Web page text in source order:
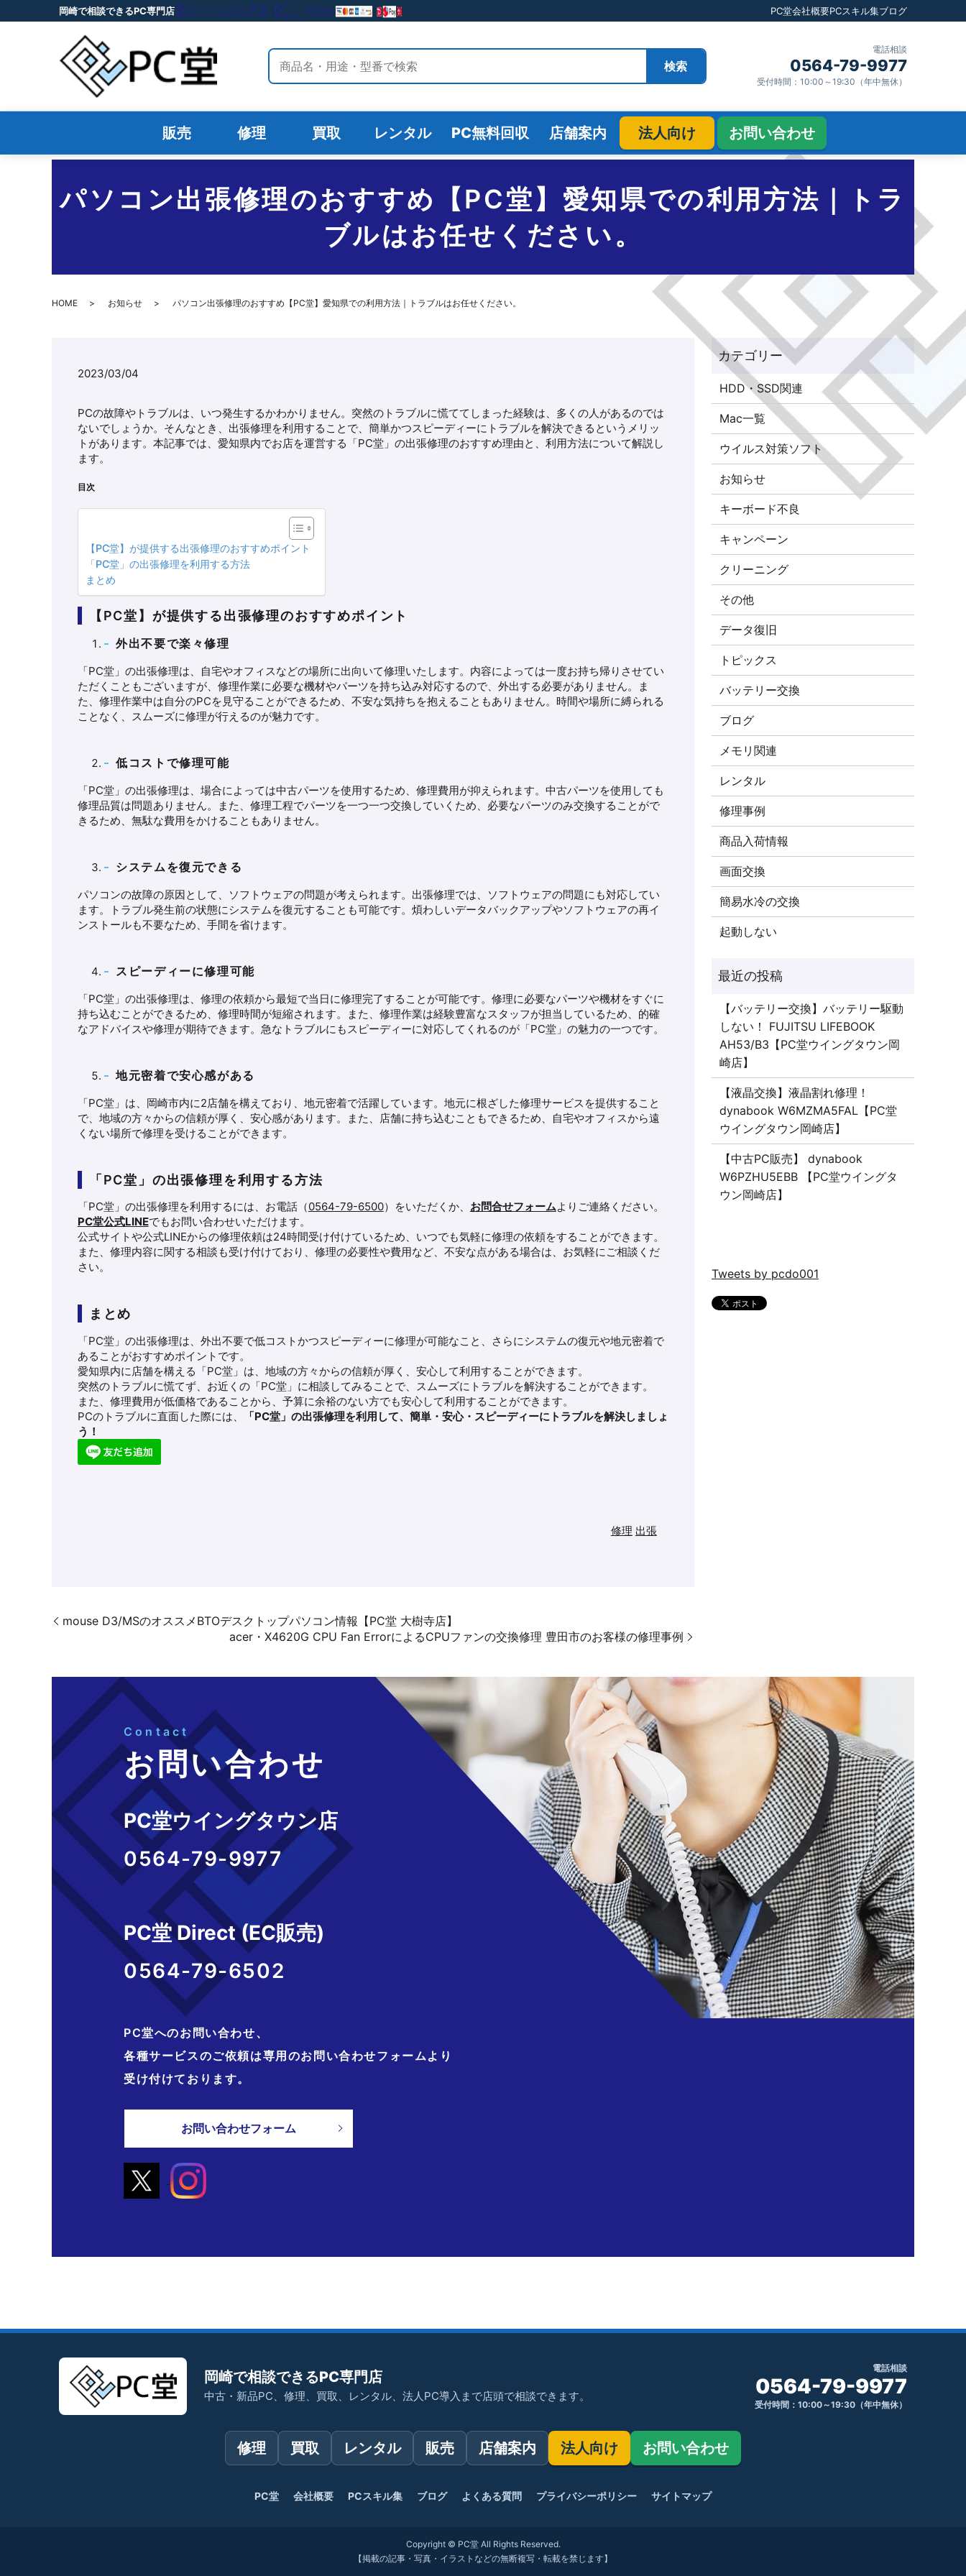
岡崎で相談できるPC専門店 PC堂会社概要PCスキル集ブログ
サイト内検索
検索
電話相談
0564-79-9977
受付時間：10:00～19:30（年中無休）
販売 修理 買取 レンタル PC無料回収 店舗案内 法人向け お問い合わせ
パソコン出張修理のおすすめ【PC堂】愛知県での利用方法｜トラ
ブルはお任せください。
HOME お知らせ パソコン出張修理のおすすめ【PC堂】愛知県での利用方法｜トラブルはお任せください。
2023/03/04
PCの故障やトラブルは、いつ発生するかわかりません。突然のトラブルに慌ててしまった経験は、多くの人があるのでは
ないでしょうか。そんなとき、出張修理を利用することで、簡単かつスピーディーにトラブルを解決できるというメリッ
トがあります。本記事では、愛知県内でお店を運営する「PC堂」の出張修理のおすすめ理由と、利用方法について解説し
ます。
目次
【PC堂】が提供する出張修理のおすすめポイント
「PC堂」の出張修理を利用する方法
まとめ
【PC堂】が提供する出張修理のおすすめポイント
外出不要で楽々修理
「PC堂」の出張修理は、自宅やオフィスなどの場所に出向いて修理いたします。内容によっては一度お持ち帰りさせてい
ただくこともございますが、修理作業に必要な機材やパーツを持ち込み対応するので、外出する必要がありません。ま
た、修理作業中は自分のPCを見守ることができるため、不安な気持ちを抱えることもありません。時間や場所に縛られる
ことなく、スムーズに修理が行えるのが魅力です。
低コストで修理可能
「PC堂」の出張修理は、場合によっては中古パーツを使用するため、修理費用が抑えられます。中古パーツを使用しても
修理品質は問題ありません。また、修理工程でパーツを一つ一つ交換していくため、必要なパーツのみ交換することがで
きるため、無駄な費用をかけることもありません。
システムを復元できる
パソコンの故障の原因として、ソフトウェアの問題が考えられます。出張修理では、ソフトウェアの問題にも対応してい
ます。トラブル発生前の状態にシステムを復元することも可能です。煩わしいデータバックアップやソフトウェアの再イ
ンストールも不要なため、手間を省けます。
スピーディーに修理可能
「PC堂」の出張修理は、修理の依頼から最短で当日に修理完了することが可能です。修理に必要なパーツや機材をすぐに
持ち込むことができるため、修理時間が短縮されます。また、修理作業は経験豊富なスタッフが担当しているため、的確
なアドバイスや修理が期待できます。急なトラブルにもスピーディーに対応してくれるのが「PC堂」の魅力の一つです。
地元密着で安心感がある
「PC堂」は、岡崎市内に2店舗を構えており、地元密着で活躍しています。地元に根ざした修理サービスを提供すること
で、地域の方々からの信頼が厚く、安心感があります。また、店舗に持ち込むこともできるため、自宅やオフィスから遠
くない場所で修理を受けることができます。
「PC堂」の出張修理を利用する方法
「PC堂」の出張修理を利用するには、お電話（0564-79-6500）をいただくか、 お問合せフォームよりご連絡ください。
PC堂公式LINEでもお問い合わせいただけます。
公式サイトや公式LINEからの修理依頼は24時間受け付けているため、いつでも気軽に修理の依頼をすることができます。
また、修理内容に関する相談も受け付けており、修理の必要性や費用など、不安な点がある場合は、お気軽にご相談くだ
さい。
まとめ
「PC堂」の出張修理は、外出不要で低コストかつスピーディーに修理が可能なこと、さらにシステムの復元や地元密着で
あることがおすすめポイントです。
愛知県内に店舗を構える「PC堂」は、地域の方々からの信頼が厚く、安心して利用することができます。
突然のトラブルに慌てず、お近くの「PC堂」に相談してみることで、スムーズにトラブルを解決することができます。
また、修理費用が低価格であることから、予算に余裕のない方でも安心して利用することができます。
PCのトラブルに直面した際には、
「PC堂」の出張修理を利用して、簡単・安心・スピーディーにトラブルを解決しましょ
う！
修理 出張
mouse D3/MSのオススメBTOデスクトップパソコン情報【PC堂 大樹寺店】
acer・X4620G CPU Fan ErrorによるCPUファンの交換修理 豊田市のお客様の修理事例
HDD・SSD関連
Mac一覧
ウイルス対策ソフト
お知らせ
キーボード不良
キャンペーン
クリーニング
その他
データ復旧
トピックス
バッテリー交換
ブログ
メモリ関連
レンタル
修理事例
商品入荷情報
画面交換
簡易水冷の交換
起動しない
【バッテリー交換】バッテリー駆動
しない！ FUJITSU LIFEBOOK
AH53/B3【PC堂ウイングタウン岡
崎店】
【液晶交換】液晶割れ修理！
dynabook W6MZMA5FAL【PC堂
ウイングタウン岡崎店】
【中古PC販売】 dynabook
W6PZHU5EBB 【PC堂ウイングタ
ウン岡崎店】
Tweets by pcdo001
Contact
お問い合わせ
PC堂ウイングタウン店
0564-79-9977
PC堂 Direct (EC販売)
0564-79-6502
PC堂へのお問い合わせ、
各種サービスのご依頼は専用のお問い合わせフォームより
受け付けております。
お問い合わせフォーム
岡崎で相談できるPC専門店
中古・新品PC、修理、買取、レンタル、法人PC導入まで店頭で相談できます。
電話相談
0564-79-9977
受付時間：10:00～19:30（年中無休）
修理 買取 レンタル 販売 店舗案内 法人向け お問い合わせ
PC堂 会社概要 PCスキル集 ブログ よくある質問 プライバシーポリシー サイトマップ
Copyright © PC堂 All Rights Reserved.
【掲載の記事・写真・イラストなどの無断複写・転載を禁じます】